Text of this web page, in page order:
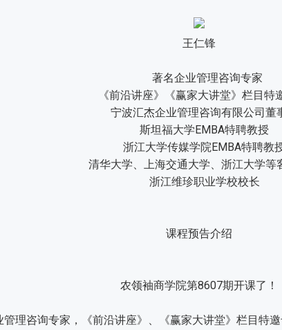
王仁锋
著名企业管理咨询专家
《前沿讲座》《赢家大讲堂》栏目特
宁波汇杰企业管理咨询有限公司董
斯坦福大学EMBA特聘教授
浙江大学传媒学院EMBA特聘教
清华大学、上海交通大学、浙江大学等
浙江维珍职业学校校长
课程预告介绍
农领袖商学院第8607期开课了！
理咨询专家，《前沿讲座》、《赢家大讲堂》栏目特